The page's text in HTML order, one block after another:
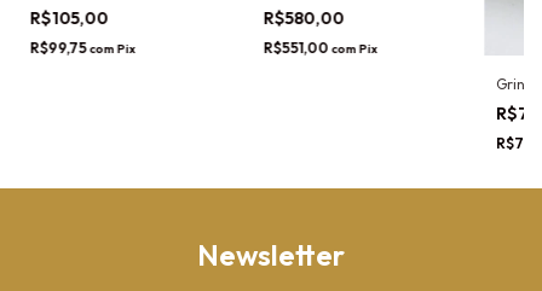
R$105,00
R$99,75com Pix
R$580,00
R$551,00 com Pix
Newsletter